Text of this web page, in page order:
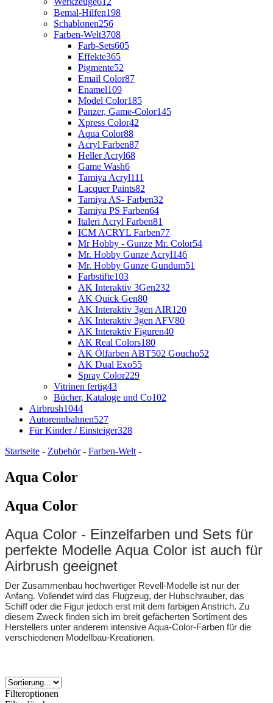
Bemal-Hilfen198
Schablonen256
Farben-Welt3708
Farb-Sets605
Effekte365
Pigmente52
Email Color87
Enamel109
Model Color185
Panzer, Game-Color145
Xpress Color42
Aqua Color88
Acryl Farben87
Heller Acryl68
Game Wash6
Tamiya Acryl111
Lacquer Paints82
Tamiya AS- Farben32
Tamiya PS Farben64
Italeri Acryl Farben81
ICM ACRYL Farben77
Mr Hobby - Gunze Mr. Color54
Mr. Hobby Gunze Acryl146
Mr. Hobby Gunze Gundum51
Farbstifte103
AK Interaktiv 3Gen232
AK Quick Gen80
AK Interaktiv 3gen AIR120
AK Interaktiv 3gen AFV80
AK Interaktiv Figuren40
AK Real Colors180
AK Ölfarben ABT502 Goucho52
AK Dual Exo55
Spray Color229
Vitrinen fertig43
Bücher, Kataloge und Co102
Airbrush1044
Autorennbahnen527
Für Kinder / Einsteiger328
Startseite - Zubehör- Farben-Welt -
Aqua Color
Aqua Color
Aqua Color - Einzelfarben und Sets für
perfekte Modelle Aqua Color ist auch für
Airbrush geeignet
Der Zusammenbau hochwertiger Revell-Modelle ist nur der
Anfang. Vollendet wird das Flugzeug, der Hubschrauber, das
Schiff oder die Figur jedoch erst mit dem farbigen Anstrich. Zu
diesem Zweck finden sich im breit gefächerten Sortiment des
Herstellers unter anderem intensive Aqua-Color-Farben für die
verschiedenen Modellbau-Kreationen.
Filteroptionen